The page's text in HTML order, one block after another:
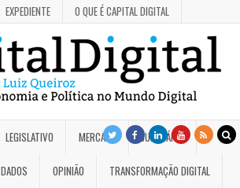
EXPEDIENTE O QUE É CAPITAL DIGITAL
LEGISLATIVO MERCADO JUDICIÁRIO
DADOS OPINIÃO TRANSFORMAÇÃO DIGITAL